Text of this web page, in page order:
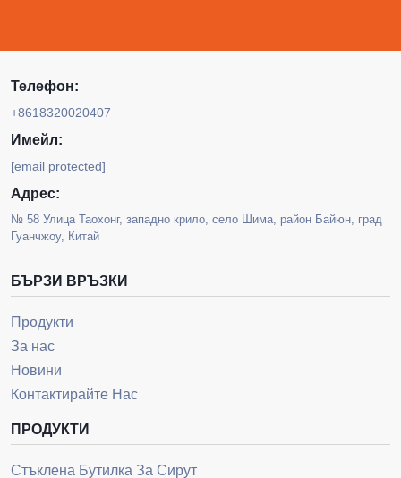
Телефон:
+8618320020407
Имейл:
[email protected]
Адрес:
№ 58 Улица Таохонг, западно крило, село Шима, район Байюн, град
Гуанчжоу, Китай
БЪРЗИ ВРЪЗКИ
Продукти
За нас
Новини
Контактирайте Нас
ПРОДУКТИ
Стъклена Бутилка За Сирут